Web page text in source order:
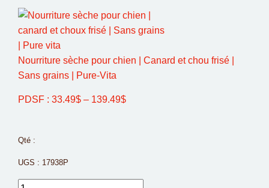
Nourriture sèche pour chien | Canard et chou frisé |
Sans grains | Pure-Vita
PDSF : 33.49$ – 139.49$
Qté :
UGS : 17938P